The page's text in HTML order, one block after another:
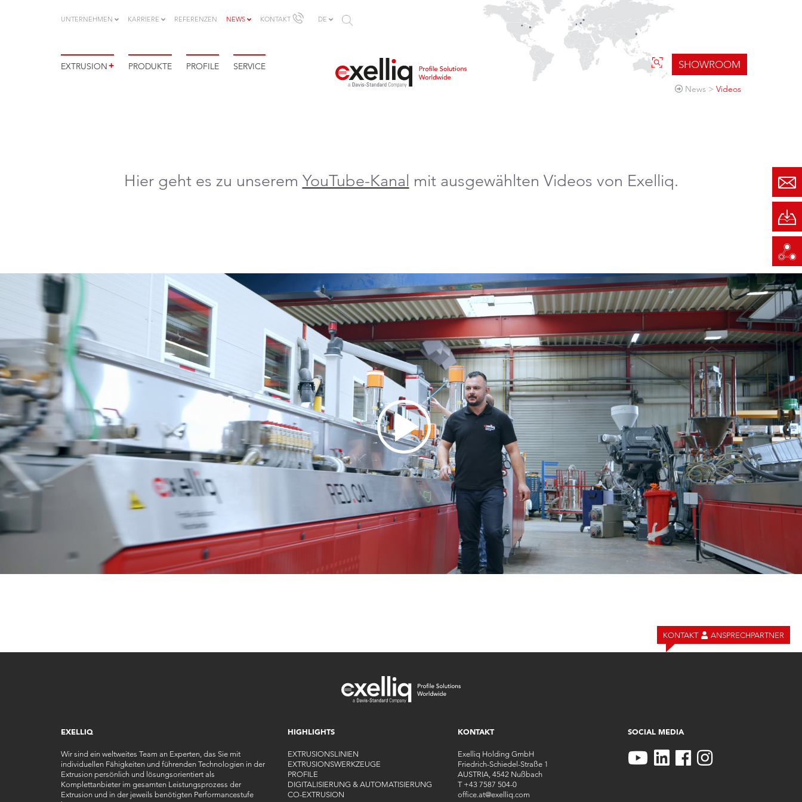
UNTERNEHMEN KARRIERE REFERENZEN NEWS KONTAKT DE SUCHFORMULAR
EXTRUSION+ PRODUKTE PROFILE SERVICE SHOWROOM
News Videos
Hier geht es zu unserem YouTube-Kanal mit ausgewählten Videos von Exelliq.
KONTAKT ANSPRECHPARTNER
EXELLIQ
Wir sind ein weltweites Team an Experten, das Sie mit
individuellen Fähigkeiten und führenden Technologien in der
Extrusion persönlich und lösungsorientiert als
Komplettanbieter im gesamten Leistungsprozess der
Extrusion und in der jeweils benötigten Performancestufe
HIGHLIGHTS
EXTRUSIONSLINIEN
EXTRUSIONSWERKZEUGE
PROFILE
DIGITALISIERUNG & AUTOMATISIERUNG
CO-EXTRUSION
KONTAKT
Exelliq Holding GmbH
Friedrich-Schiedel-Straße 1
AUSTRIA, 4542 Nußbach
T+43 7587 504-0
office.at@exelliq.com
SOCIAL MEDIA